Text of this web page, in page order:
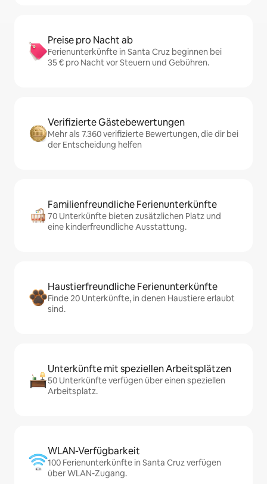
Preise pro Nacht ab
Ferienunterkünfte in Santa Cruz beginnen bei
35 € pro Nacht vor Steuern und Gebühren.
Verifizierte Gästebewertungen
Mehr als 7.360 verifizierte Bewertungen, die dir bei
der Entscheidung helfen
Familienfreundliche Ferienunterkünfte
70 Unterkünfte bieten zusätzlichen Platz und
eine kinderfreundliche Ausstattung.
Haustierfreundliche Ferienunterkünfte
Finde 20 Unterkünfte, in denen Haustiere erlaubt
sind.
Unterkünfte mit speziellen Arbeitsplätzen
50 Unterkünfte verfügen über einen speziellen
Arbeitsplatz.
WLAN-Verfügbarkeit
100 Ferienunterkünfte in Santa Cruz verfügen
über WLAN-Zugang.